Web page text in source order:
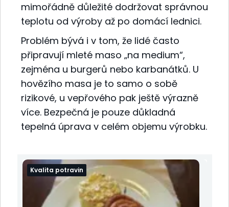
mimořádně důležité dodržovat správnou
teplotu od výroby až po domácí lednici.
Problém bývá i v tom, že lidé často
připravují mleté maso „na medium“,
zejména u burgerů nebo karbanátků. U
hovězího masa je to samo o sobě
rizikové, u vepřového pak ještě výrazně
více. Bezpečná je pouze důkladná
tepelná úprava v celém objemu výrobku.
Kvalita potravin